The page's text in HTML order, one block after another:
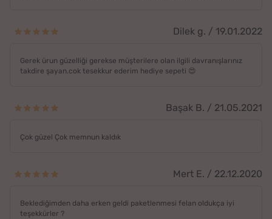
Dilek g. / 19.01.2022
Gerek ürun güzelliği gerekse müşterilere olan ilgili davranışlarınız
takdire şayan.cok tesekkur ederim hediye sepeti 😍
Başak B. / 21.05.2021
Çok güzel Çok memnun kaldık
Mert E. / 22.12.2020
Beklediğimden daha erken geldi paketlenmesi felan oldukça iyi
teşekkürler ?